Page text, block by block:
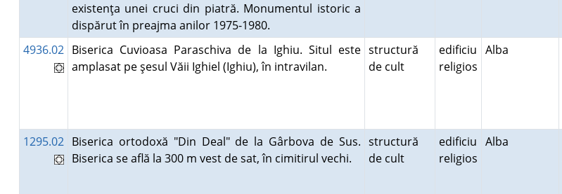
existenţa unei cruci din piatră. Monumentul istoric a
dispărut în preajma anilor 1975-1980.
4936.02 Biserica Cuvioasa Paraschiva de la Ighiu. Situl este
amplasat pe şesul Văii Ighiel (Ighiu), în intravilan.
structură
de cult
edificiu
religios
Alba
1295.02 Biserica ortodoxă "Din Deal" de la Gârbova de Sus.
Biserica se află la 300 m vest de sat, în cimitirul vechi.
structură
de cult
edificiu
religios
Alba